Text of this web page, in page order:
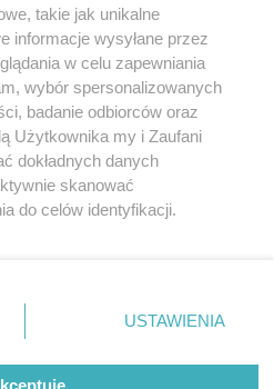
2 / 0
regulamin korzystania z portali
Skontakuj sięz nami
Kontakt
Wydawca
Redakcja
takie jak unikalne
informacje wysyłane przez
w celu zapewniania
wybór spersonalizowanych
badanie odbiorców oraz
Użytkownika my i Zaufani
dokładnych danych
skanować
do celów identyfikacji.
ustawień prywatności
rogu strony
nie wymagają zgody
sprzeciwić się takiemu
USTAWIENIA